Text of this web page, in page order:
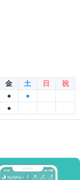
金 土 日
祝
●
●
●